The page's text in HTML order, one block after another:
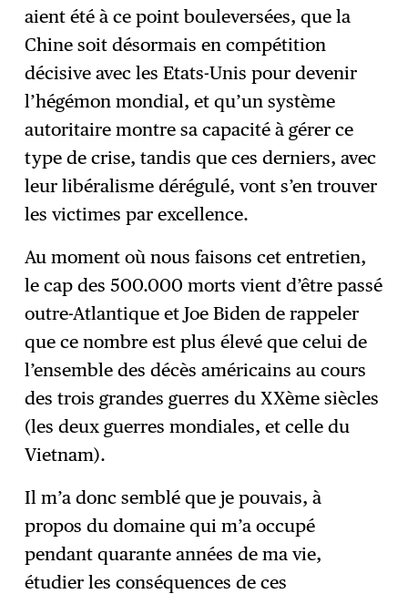
aient été à ce point bouleversées, que la
Chine soit désormais en compétition
décisive avec les Etats-Unis pour devenir
l’hégémon mondial, et qu’un système
autoritaire montre sa capacité à gérer ce
type de crise, tandis que ces derniers, avec
leur libéralisme dérégulé, vont s’en trouver
les victimes par excellence.
Au moment où nous faisons cet entretien,
le cap des 500.000 morts vient d’être passé
outre-Atlantique et Joe Biden de rappeler
que ce nombre est plus élevé que celui de
l’ensemble des décès américains au cours
des trois grandes guerres du XXème siècles
(les deux guerres mondiales, et celle du
Vietnam).
Il m’a donc semblé que je pouvais, à
propos du domaine qui m’a occupé
pendant quarante années de ma vie,
étudier les conséquences de ces